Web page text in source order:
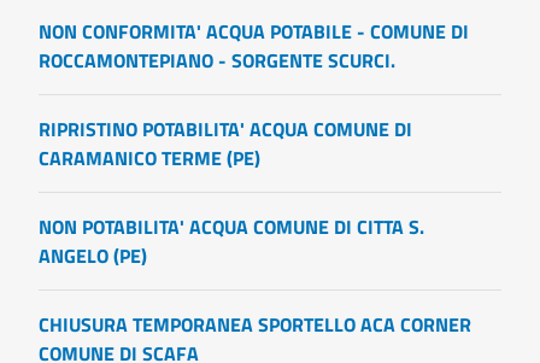
NON CONFORMITA' ACQUA POTABILE - COMUNE DI
ROCCAMONTEPIANO - SORGENTE SCURCI.
RIPRISTINO POTABILITA' ACQUA COMUNE DI
CARAMANICO TERME (PE)
NON POTABILITA' ACQUA COMUNE DI CITTA S.
ANGELO (PE)
CHIUSURA TEMPORANEA SPORTELLO ACA CORNER
COMUNE DI SCAFA